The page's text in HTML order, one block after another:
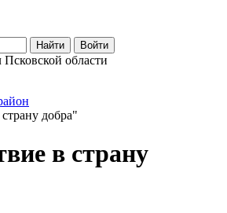
Найти
Войти
области
добра"
в страну